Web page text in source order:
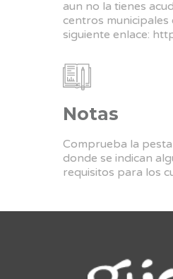
aun no la tienes
centros municipales
siguiente enlace:
Notas
Comprueba la
donde se indican
requisitos para los